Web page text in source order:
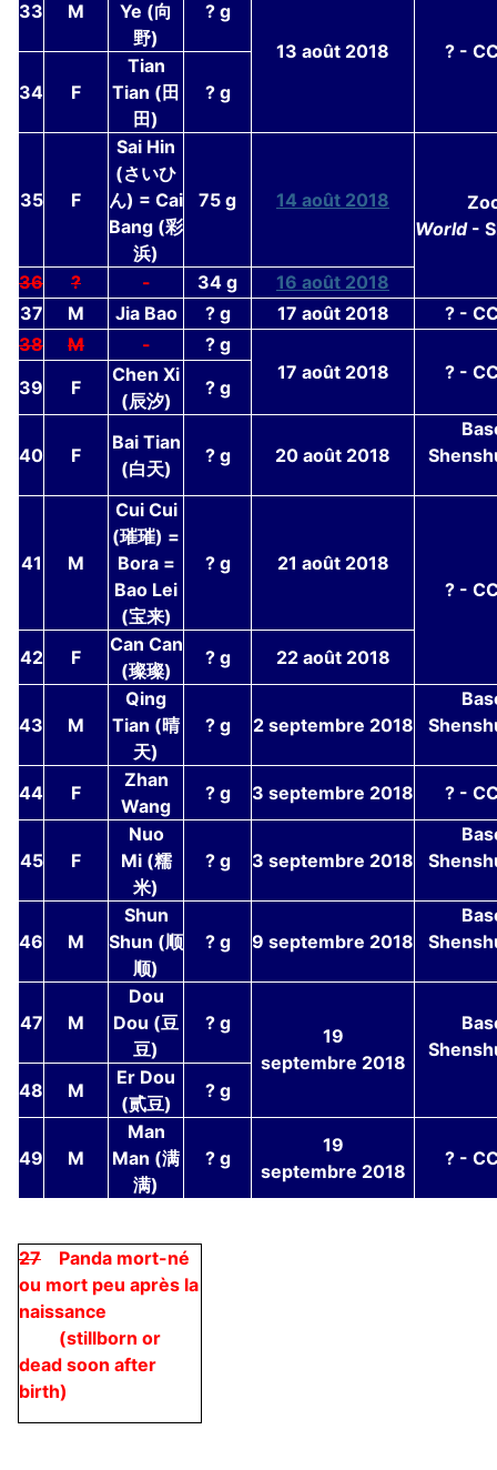
33 M
Ye (向
野)
? g
13 août 2018
? -
34
F
Tian
Tian (田
田)
? g
35 F
Sai Hin
(さいひ
ん) = Cai
Bang (彩
浜)
75 g 14 août 2018
World -
36 ? - 34 g
16 août 2018
37
M Jia Bao ? g 17 août 2018
? -
38
M -
? g
17 août 2018
? -
39 F
Chen Xi
(辰汐)
? g
40 F
Bai Tian
(白天)
? g 20 août 2018
41 M
Cui Cui
(璀璀) =
Bora =
Bao Lei
(宝来)
? g
21 août 2018
? -
42 F
Can Can
(璨璨)
? g 22 août 2018
43 M
Qing
Tian (晴
天)
? g 2 septembre 2018
44 F
Zhan
Wang
? g 3 septembre 2018 ? -
45 F
Nuo
Mi (糯
米)
? g 3 septembre 2018
46 M
Shun
Shun (顺
顺)
? g 9 septembre 2018
47 M
Dou
Dou (豆
豆)
? g
19
septembre 2018
48
M
Er Dou
(贰豆)
? g
49 M
Man
Man (满
满)
? g
19
septembre 2018
? -
27 Panda mort-né
ou mort peu après la
naissance
(stillborn or
dead soon after
birth)